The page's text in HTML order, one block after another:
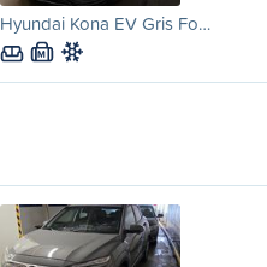
Hyundai Kona EV Gris Fo…
M